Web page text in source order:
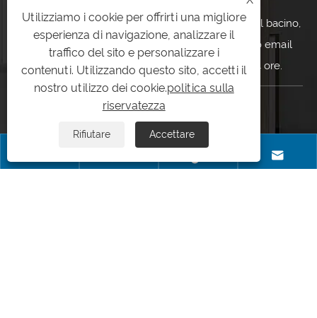
Per le richieste di rubinetto da cucina, rubinetto del bacino,
rubinetto bidet, lasciare gentilmente il tuo indirizzo email
con noi e ci metteremo in contatto con te entro 24 ore.

Utilizziamo i cookie per offrirti una migliore
esperienza di navigazione, analizzare il
traffico del sito e personalizzare i
contenuti. Utilizzando questo sito, accetti il
​​nostro utilizzo dei cookie.politica sulla
riservatezza
Rifiutare Accettare